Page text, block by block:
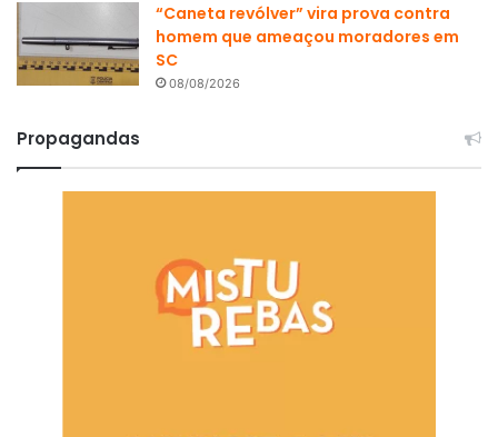
“Caneta revólver” vira prova contra
homem que ameaçou moradores em
SC
08/08/2026
Propagandas